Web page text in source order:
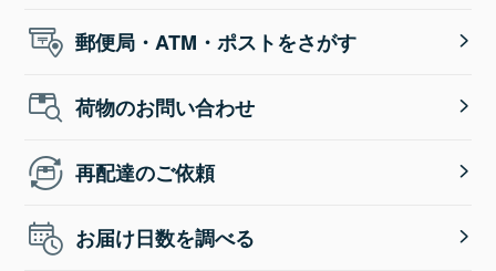
郵便局・ATM・ポストをさがす
荷物のお問い合わせ
再配達のご依頼
お届け日数を調べる